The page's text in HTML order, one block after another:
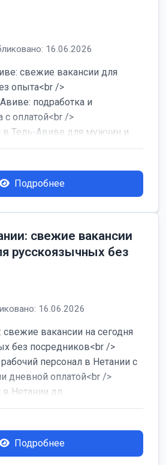
16.06.2026
свежие вакансии для
опыта<br />
подработка и
с оплатой<br />
Тель-Авиве для мужчин и
Подробнее
свежие вакансии
русскоязычных без
16.06.2026
свежие вакансии на сегодня
без посредников<br />
персонал в Нетании с
дневной оплатой<br />
Нетании дл...
Подробнее